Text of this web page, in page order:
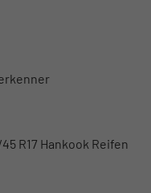
R17 Hankook Reifen